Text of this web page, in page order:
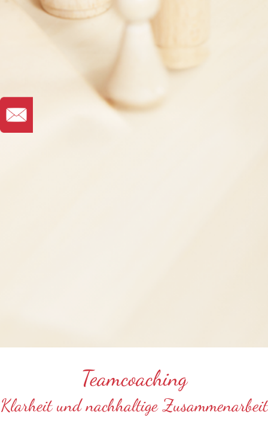
Teamcoaching
Klarheit und nachhaltige Zusammenarbeit